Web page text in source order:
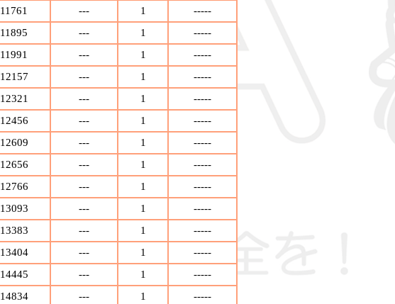
11761 --- 1
-----
11895 --- 1
-----
11991 --- 1
-----
12157 --- 1
-----
12321 --- 1
-----
12456 --- 1
-----
12609 --- 1
-----
12656 --- 1
-----
12766 --- 1
-----
13093 --- 1
-----
13383 --- 1
-----
13404 --- 1
-----
14445 --- 1
-----
14834 --- 1 -----